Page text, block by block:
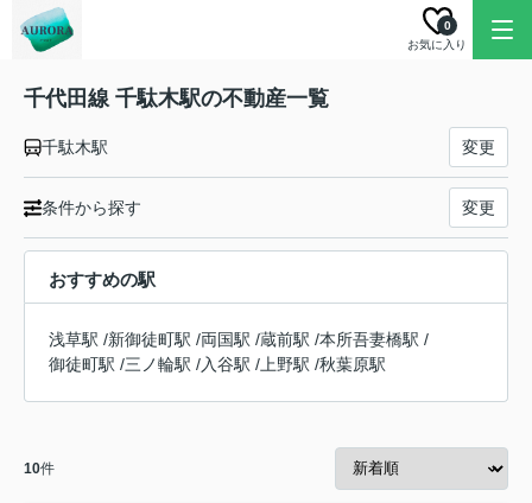
お気に入り
0
千代田線 千駄木駅の不動産一覧
千駄木駅 変更
条件から探す 変更
おすすめの駅
浅草駅 /新御徒町駅 /両国駅 /蔵前駅 /本所吾妻橋駅 /
御徒町駅 /三ノ輪駅 /入谷駅 / 上野駅 /秋葉原駅
10件